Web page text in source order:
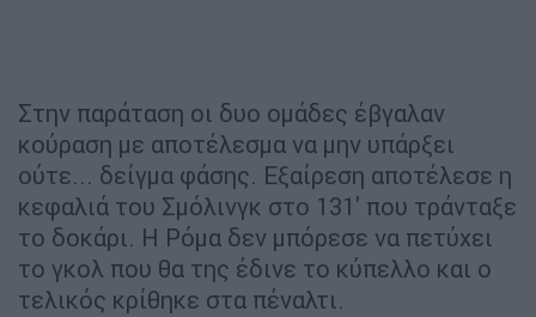
Στην παράταση οι δυο ομάδες έβγαλαν
κούραση με αποτέλεσμα να μην υπάρξει
ούτε... δείγμα φάσης. Εξαίρεση αποτέλεσε η
κεφαλιά του Σμόλινγκ στο 131' που τράνταξε
το δοκάρι. Η Ρόμα δεν μπόρεσε να πετύχει
το γκολ που θα της έδινε το κύπελλο και ο
τελικός κρίθηκε στα πέναλτι.